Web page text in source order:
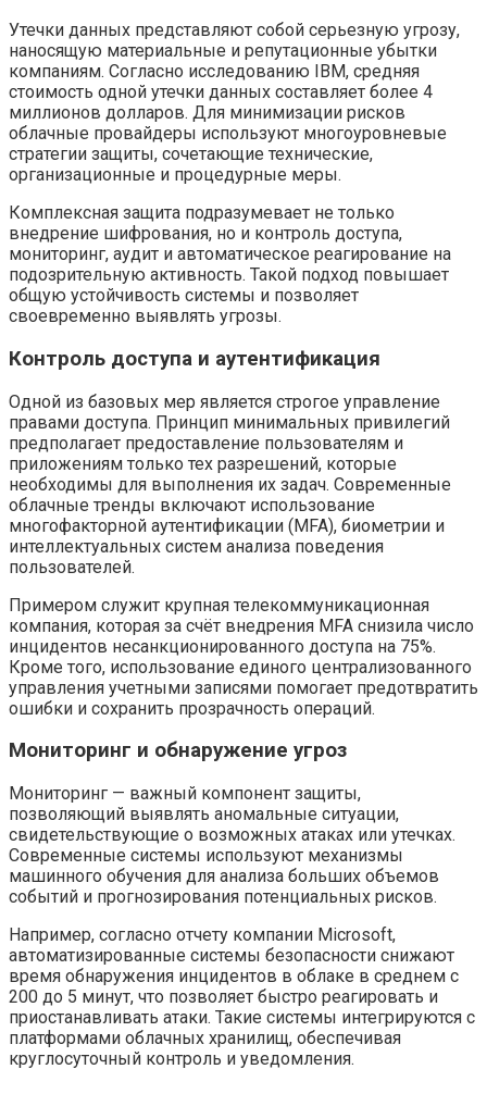
Утечки данных представляют собой серьезную угрозу,
наносящую материальные и репутационные убытки
компаниям. Согласно исследованию IBM, средняя
стоимость одной утечки данных составляет более 4
миллионов долларов. Для минимизации рисков
облачные провайдеры используют многоуровневые
стратегии защиты, сочетающие технические,
организационные и процедурные меры.
Комплексная защита подразумевает не только
внедрение шифрования, но и контроль доступа,
мониторинг, аудит и автоматическое реагирование на
подозрительную активность. Такой подход повышает
общую устойчивость системы и позволяет
своевременно выявлять угрозы.
Контроль доступа и аутентификация
Одной из базовых мер является строгое управление
правами доступа. Принцип минимальных привилегий
предполагает предоставление пользователям и
приложениям только тех разрешений, которые
необходимы для выполнения их задач. Современные
облачные тренды включают использование
многофакторной аутентификации (MFA), биометрии и
интеллектуальных систем анализа поведения
пользователей.
Примером служит крупная телекоммуникационная
компания, которая за счёт внедрения MFA снизила число
инцидентов несанкционированного доступа на 75%.
Кроме того, использование единого централизованного
управления учетными записями помогает предотвратить
ошибки и сохранить прозрачность операций.
Мониторинг и обнаружение угроз
Мониторинг — важный компонент защиты,
позволяющий выявлять аномальные ситуации,
свидетельствующие о возможных атаках или утечках.
Современные системы используют механизмы
машинного обучения для анализа больших объемов
событий и прогнозирования потенциальных рисков.
Например, согласно отчету компании Microsoft,
автоматизированные системы безопасности снижают
время обнаружения инцидентов в облаке в среднем с
200 до 5 минут, что позволяет быстро реагировать и
приостанавливать атаки. Такие системы интегрируются с
платформами облачных хранилищ, обеспечивая
круглосуточный контроль и уведомления.